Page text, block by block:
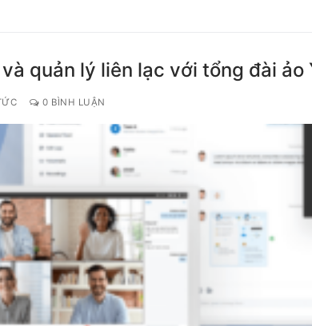
quản lý liên lạc với tổng đài ảo
0 BÌNH LUẬN